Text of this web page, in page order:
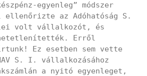
egyenleg” módszer
ellenőrizte az Adóhatóság S.
volt vállalkozót, és
Erről
Ez esetben sem vette
S. I. vállalkozásához
a nyitó egyenleget,